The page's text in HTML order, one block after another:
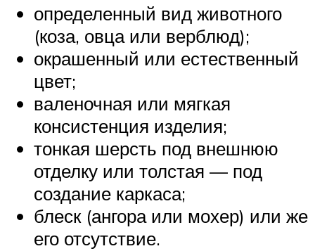
определенный вид животного
(коза, овца или верблюд);
окрашенный или естественный
цвет;
валеночная или мягкая
консистенция изделия;
тонкая шерсть под внешнюю
отделку или толстая — под
создание каркаса;
блеск (ангора или мохер) или же
его отсутствие.